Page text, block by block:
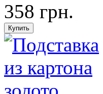
358 грн.